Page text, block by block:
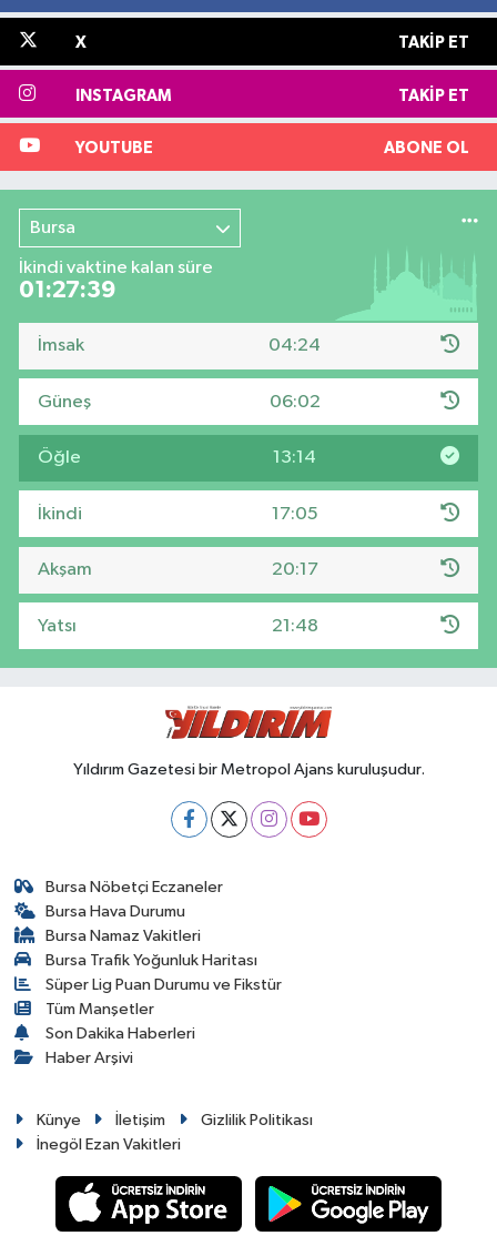
X TAKIP ET
INSTAGRAM TAKIP ET
YOUTUBE ABONE OL
Bursa
İkindi vaktine kalan süre
01:27:38
İmsak 04:24
Güneş 06:02
Öğle 13:14
İkindi 17:05
Akşam 20:17
Yatsı 21:48
Yıldırım Gazetesi bir Metropol Ajans kuruluşudur.
Bursa Nöbetçi Eczaneler
Bursa Hava Durumu
Bursa Namaz Vakitleri
Bursa Trafik Yoğunluk Haritası
Süper Lig Puan Durumu ve Fikstür
Tüm Manşetler
Son Dakika Haberleri
Haber Arşivi
Künye İletişim
Gizlilik Politikası
İnegöl Ezan Vakitleri